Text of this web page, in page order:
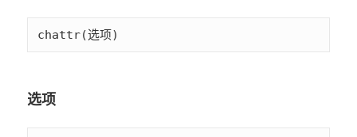
chattr(选项)
选项